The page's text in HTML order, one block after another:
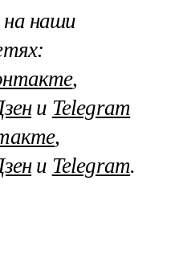
наши
,
и Telegram
,
и Telegram.